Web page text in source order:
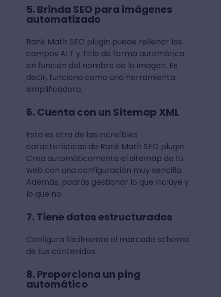
5. Brinda SEO para imágenes
automatizado
Rank Math SEO plugin puede rellenar los
campos ALT y Title de forma automática
en función del nombre de la imagen. Es
decir, funciona como una herramienta
simplificadora.
6. Cuenta con un Sitemap XML
Esta es otra de las increíbles
características de Rank Math SEO plugin.
Crea automáticamente el sitemap de tu
web con una configuración muy sencilla.
Además, podrás gestionar lo que incluye y
lo que no.
7. Tiene datos estructurados
Configura fácilmente el marcado schema
de tus contenidos.
8. Proporciona un ping
automático